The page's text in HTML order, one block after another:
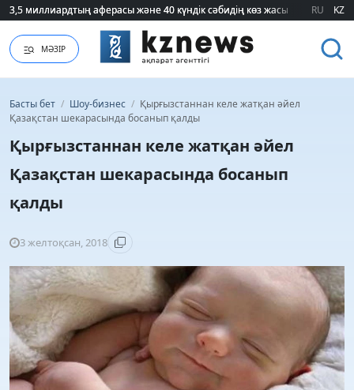
3,5 миллиардтың аферасы және 40 күндік сәбидің көз жасы:
3,5 миллиардтың аферасы және 40 күндік сәбидің көз жасы: RU KZ
МӘЗІР
Басты бет / Шоу-бизнес / Қырғызстаннан келе жатқан әйел
Қазақстан шекарасында босанып қалды
Қырғызстаннан келе жатқан әйел
Қазақстан шекарасында босанып
қалды
3 желтоқсан, 2018